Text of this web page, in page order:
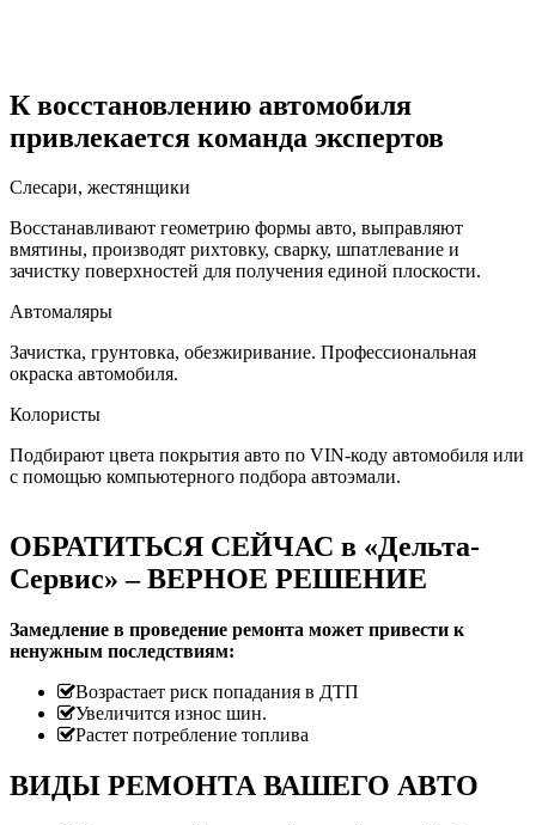
К восстановлению автомобиля
привлекается команда экспертов
Слесари, жестянщики
Восстанавливают геометрию формы авто, выправляют
вмятины, производят рихтовку, сварку, шпатлевание и
зачистку поверхностей для получения единой плоскости.
Автомаляры
Зачистка, грунтовка, обезжиривание. Профессиональная
окраска автомобиля.
Колористы
Подбирают цвета покрытия авто по VIN-коду автомобиля или
с помощью компьютерного подбора автоэмали.
ОБРАТИТЬСЯ СЕЙЧАС в «Дельта-
Сервис» – ВЕРНОЕ РЕШЕНИЕ
Замедление в проведение ремонта может привести к
ненужным последствиям:
Возрастает риск попадания в ДТП
Увеличится износ шин.
Растет потребление топлива
ВИДЫ РЕМОНТА ВАШЕГО АВТО